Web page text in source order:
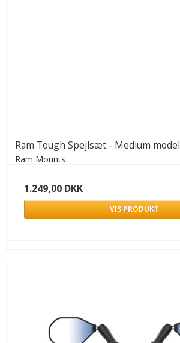
Ram Tough Spejlsæt - Medium model
Ram Mounts
1.249,00 DKK
VIS PRODUKT